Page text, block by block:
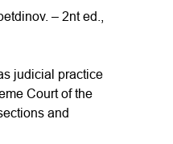
– 2nt ed.,
judicial practice
Court of the
and